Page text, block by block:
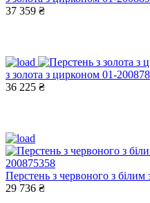
37 359 ₴
з золота з цирконом 01-
36 225 ₴
Перстень з червоного з
29 736 ₴